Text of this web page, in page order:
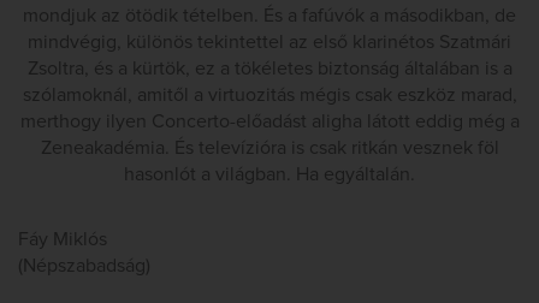
mondjuk az ötödik tételben. És a fafúvók a másodikban, de
mindvégig, különös tekintettel az első klarinétos Szatmári
Zsoltra, és a kürtök, ez a tökéletes biztonság általában is a
szólamoknál, amitől a virtuozitás mégis csak eszköz marad,
merthogy ilyen Concerto-előadást aligha látott eddig még a
Zeneakadémia. És televízióra is csak ritkán vesznek föl
hasonlót a világban. Ha egyáltalán.
Fáy Miklós
(Népszabadság)